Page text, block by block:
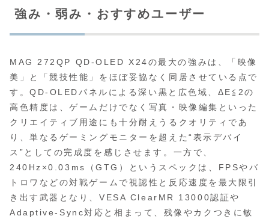
強み・弱み・おすすめユーザー
MAG 272QP QD-OLED X24の最大の強みは、「映像
美」と「競技性能」をほぼ妥協なく同居させている点で
す。QD-OLEDパネルによる深い黒と広色域、ΔE≦2の
高色精度は、ゲームだけでなく写真・映像編集といった
クリエイティブ用途にも十分耐えうるクオリティであ
り、単なるゲーミングモニターを超えた“表示デバイ
ス”としての完成度を感じさせます。一方で、
240Hz×0.03ms（GTG）というスペックは、FPSやバ
トロワなどの対戦ゲームで視認性と反応速度を最大限引
き出す武器となり、VESA ClearMR 13000認証や
Adaptive-Sync対応と相まって、残像やカクつきに敏